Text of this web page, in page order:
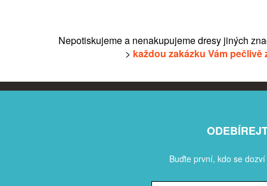
Nepotiskujeme a nenakupujeme dresy jiných
> každou zakázku Vám
Buďte první, kdo se